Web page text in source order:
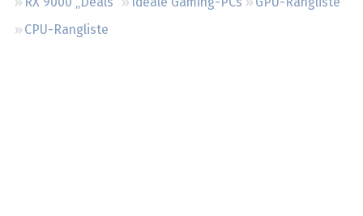
CPU-Rangliste